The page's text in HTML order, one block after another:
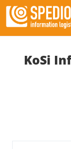
KoSi